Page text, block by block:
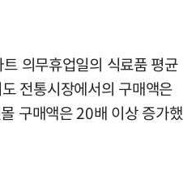
의무휴업일의 식료품 평균
전통시장에서의 구매액은
구매액은 20배 이상 증가했